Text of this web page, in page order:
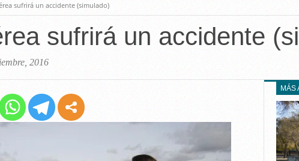
LOOK TOTAL
RINCÓN
RUTA DE LA
LA VOZ DE LA
EXPERIENCIA
IN MEMORIAM
MEMORIA
sufrirá un accidente (simulado)
sufrirá un accidente
2016
MÁS